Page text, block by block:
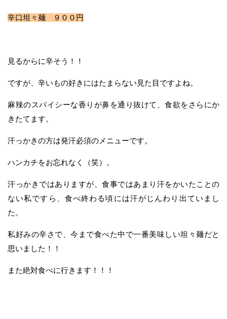
辛口坦々麺 ９００円
見るからに辛そう！！
ですが、辛いもの好きにはたまらない見た目ですよね。
麻辣のスパイシーな香りが鼻を通り抜けて、食欲をさらにか
きたてます。
汗っかきの方は発汗必須のメニューです。
ハンカチをお忘れなく（笑）。
汗っかきではありますが、食事ではあまり汗をかいたことの
ない私ですら、食べ終わる頃には汗がじんわり出ていまし
た。
私好みの辛さで、今まで食べた中で一番美味しい坦々麺だと
思いました！！
また絶対食べに行きます！！！